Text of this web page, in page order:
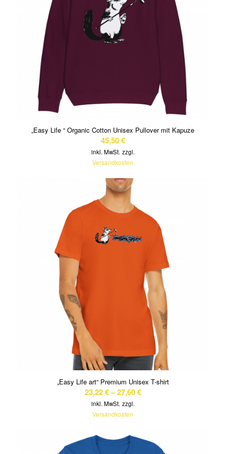
„Easy Life “ Organic Cotton Unisex Pullover mit Kapuze
45,50€
inkl. MwSt. zzgl.
Versandkosten
„Easy Life art“ Premium Unisex T-shirt
23,22€–27,60€
inkl. MwSt. zzgl.
Versandkosten